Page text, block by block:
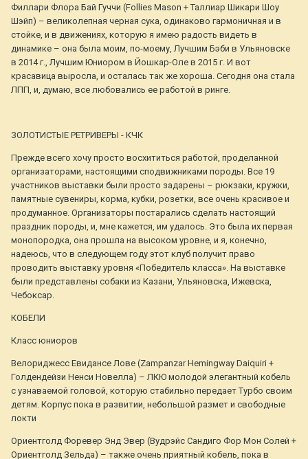
Филлари Флора Бай Гуччи (Follies Mason + Таллиар Шикари Шоу
Шэйп) – великолепная черная сука, одинаково гармоничная и в
стойке, и в движениях, которую я имею радость видеть в
динамике – она была моим, по-моему, Лучшим Бэби в Ульяновске
в 2014 г., Лучшим Юниором в Йошкар-Оле в 2015 г. И вот
красавица выросла, и осталась так же хороша. Сегодня она стала
ЛПП, и, думаю, все любовались ее работой в ринге.
ЗОЛОТИСТЫЕ РЕТРИВЕРЫ - КЧК
Прежде всего хочу просто восхититься работой, проделанной
организаторами, настоящими сподвижниками породы. Все 19
участников выставки были просто задарены – рюкзаки, кружки,
памятные сувениры, корма, кубки, розетки, все очень красивое и
продуманное. Организаторы постарались сделать настоящий
праздник породы, и, мне кажется, им удалось. Это была их первая
монопородка, она прошла на высоком уровне, и я, конечно,
надеюсь, что в следующем году этот клуб получит право
проводить выставку уровня «Победитель класса». На выставке
были представлены собаки из Казани, Ульяновска, Ижевска,
Чебоксар.
КОБЕЛИ
Класс юниоров
Велориджесс Евидансе Лове (Zampanzar Hemingway Daiquiri +
Голдендейзи Ненси Новелла) – ЛКЮ молодой элегантный кобель
с узнаваемой головой, которую стабильно передает Турбо своим
детям. Корпус пока в развитии, небольшой размет и свободные
локти
Ориентголд Форевер Энд Эвер (Вудрэйс Сандиго Фор Мон Солей +
Ориентголд Зельда) – также очень приятный кобель, пока в